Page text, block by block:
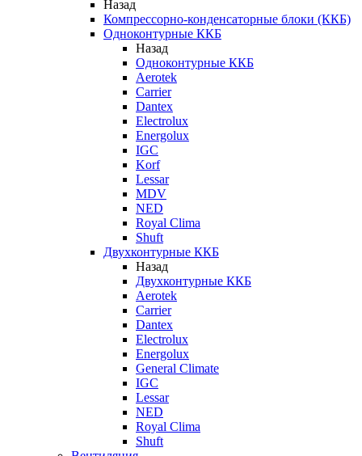
Назад
Компрессорно-конденсаторные блоки (ККБ)
Одноконтурные ККБ
Назад
Одноконтурные ККБ
Aerotek
Carrier
Dantex
Electrolux
Energolux
IGC
Korf
Lessar
MDV
NED
Royal Clima
Shuft
Двухконтурные ККБ
Назад
Двухконтурные ККБ
Aerotek
Carrier
Dantex
Electrolux
Energolux
General Climate
IGC
Lessar
NED
Royal Clima
Shuft